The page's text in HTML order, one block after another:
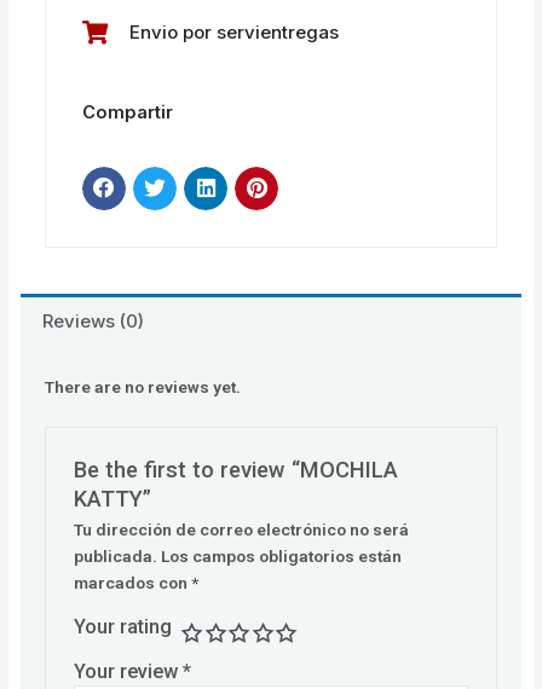
Envio por servientregas
Compartir
Reviews (0)
There are no reviews yet.
Be the first to review “MOCHILA
KATTY”
Tu dirección de correo electrónico no será
publicada. Los campos obligatorios están
marcados con*
Your rating
Your review*